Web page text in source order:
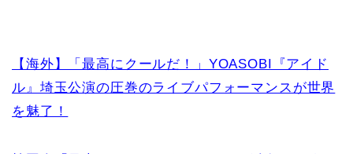
【海外】「最高にクールだ！」YOASOBI『アイド
ル』埼玉公演の圧巻のライブパフォーマンスが世界
を魅了！